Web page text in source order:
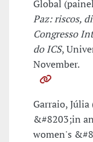
Global
Paz: riscos,
Congresso
do ICS,
November.
Garraio,
&#8203;in
women's